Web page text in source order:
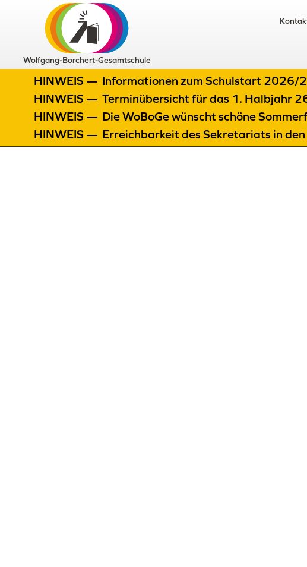
Wolfgang-Borchert-Gesamtschule
HINWEIS — Informationen zum Schulstart 2026/
HINWEIS — Terminübersicht für das 1. Halbjahr
HINWEIS — Die WoBoGe wünscht schöne
HINWEIS — Erreichbarkeit des Sekretariats in